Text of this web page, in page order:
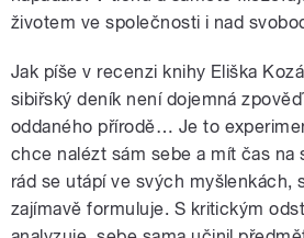
životem ve společnosti i nad
Jak píše v recenzi knihy Eliška
sibiřský deník není dojemná
oddaného přírodě… Je to
chce nalézt sám sebe a mít čas na
rád se utápí ve svých myšlenkách,
zajímavě formuluje. S kritickým